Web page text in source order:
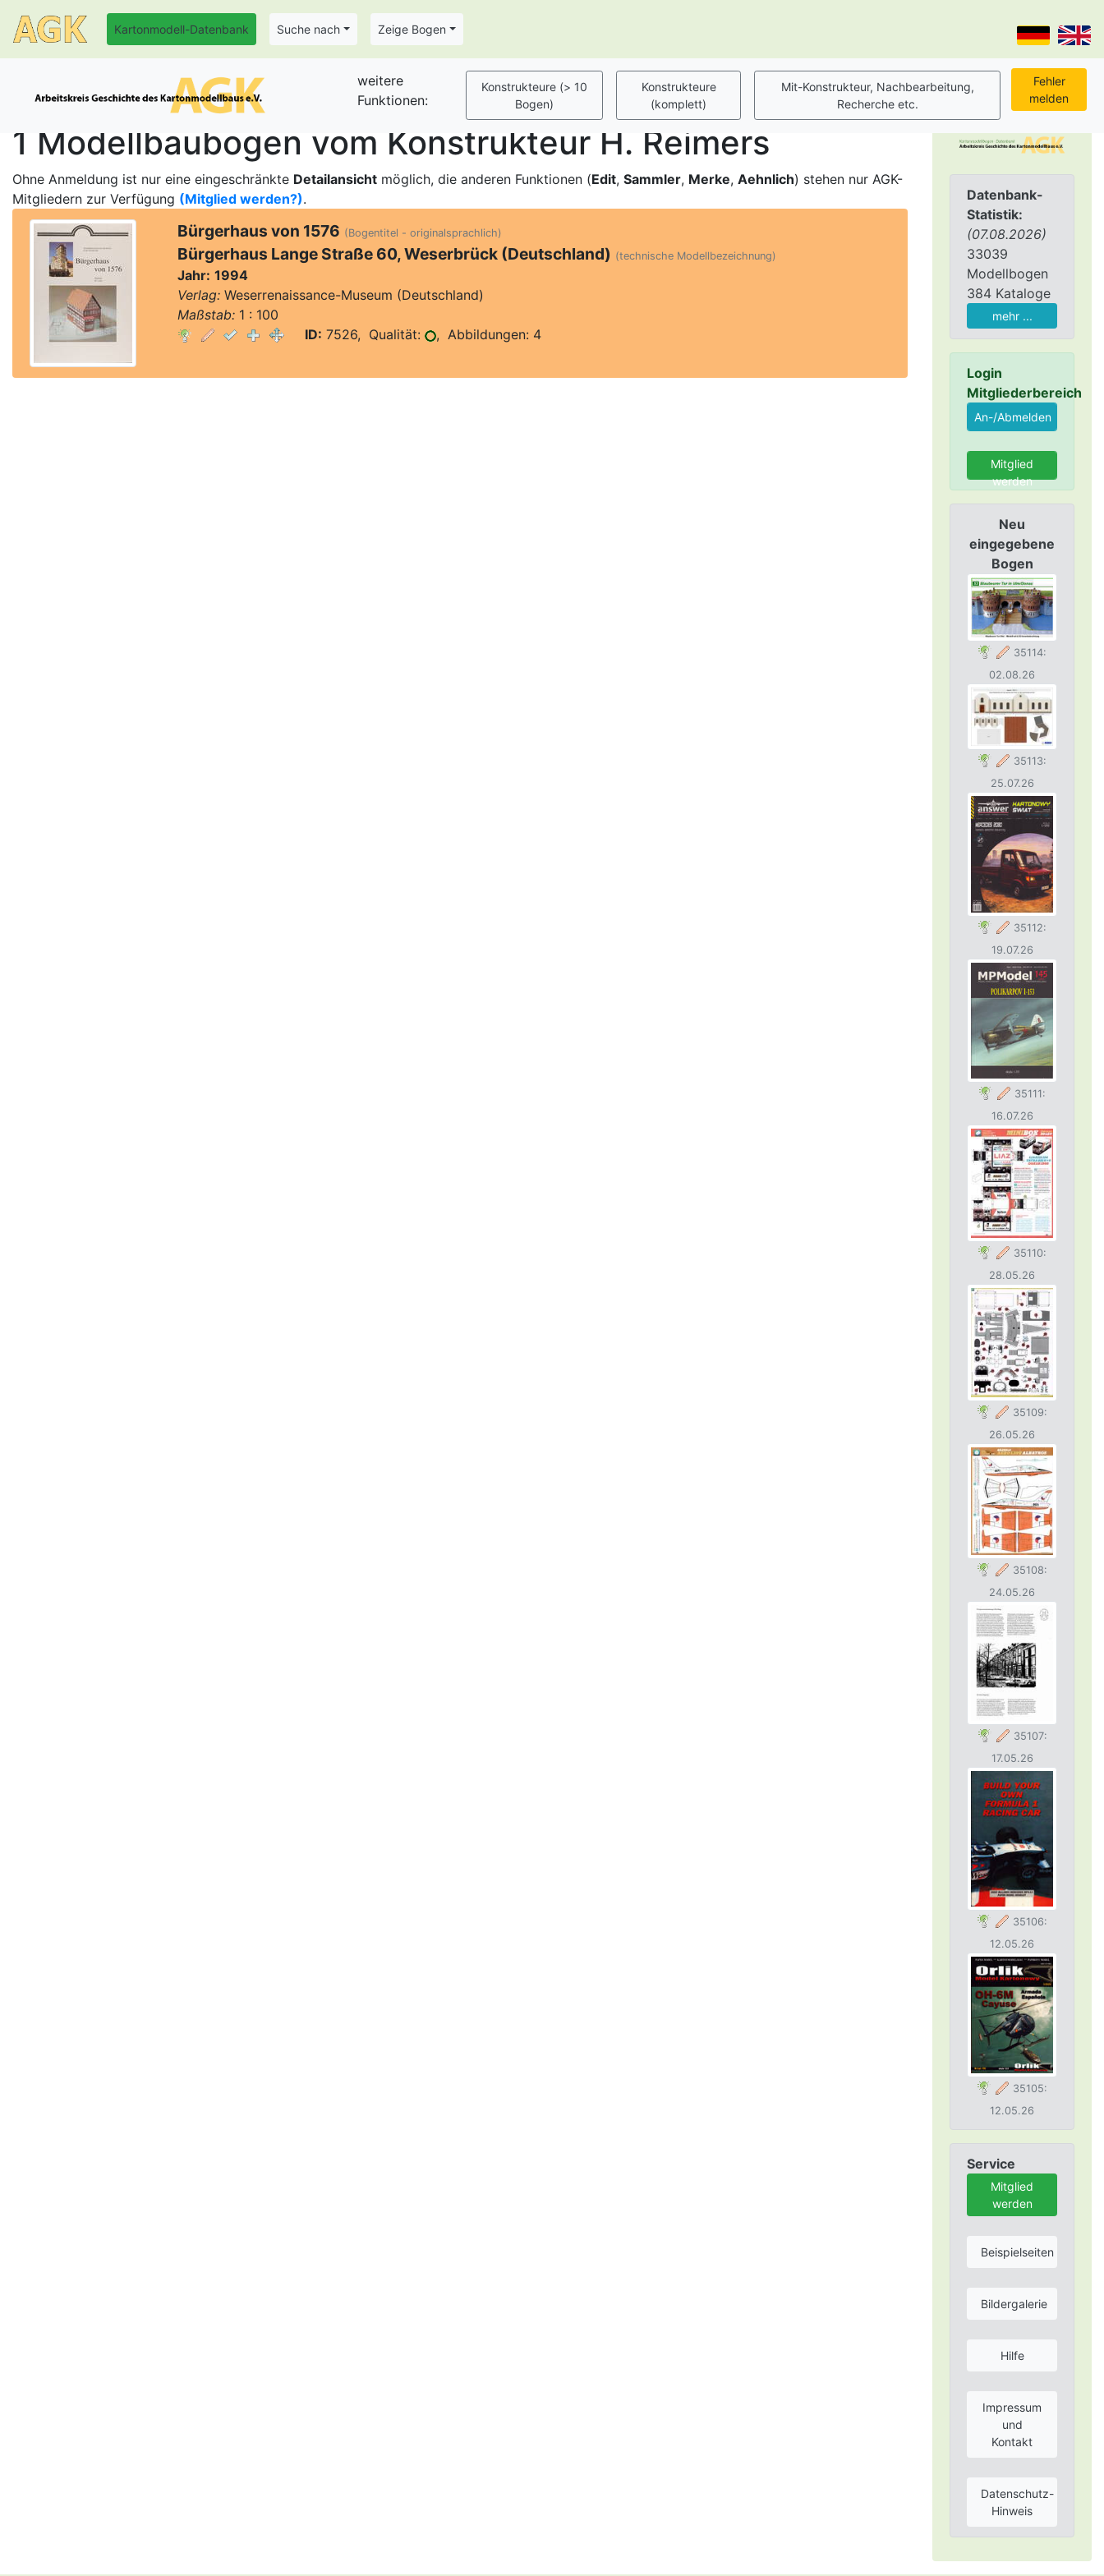
Kartonmodell-Datenbank Suche nach Zeige Bogen
Datenbank-
Statistik:
(07.08.2026)
33039
Modellbogen
384 Kataloge
mehr ...
Login
Mitgliederbereich
Mitglied
werden
Neu
eingegebene
Bogen
35114:
02.08.26
35113:
25.07.26
35112:
19.07.26
35111:
16.07.26
35110:
28.05.26
35109:
26.05.26
35108:
24.05.26
35107:
17.05.26
35106:
12.05.26
35105:
12.05.26
Service
Mitglied
werden
Beispielseiten
Bildergalerie
Hilfe
Impressum
und
Kontakt
Datenschutz-
Hinweis
weitere
Funktionen:
1 Modellbaubogen vom Konstrukteur H. Reimers
Ohne Anmeldung ist nur eine eingeschränkte Detailansicht möglich, die anderen Funktionen (Edit, Sammler, Merke, Aehnlich) stehen nur AGK-
Mitgliedern zur Verfügung (Mitglied werden?).
Bürgerhaus von 1576 (Bogentitel - originalsprachlich)
Bürgerhaus Lange Straße 60, Weserbrück (Deutschland) (technische Modellbezeichnung)
Jahr: 1994
Verlag:Weserrenaissance-Museum (Deutschland)
Maßstab:1 : 100
ID: 7526, Qualität: , Abbildungen: 4